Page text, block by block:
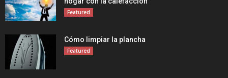
Featured
Cómo limpiar la plancha
Featured